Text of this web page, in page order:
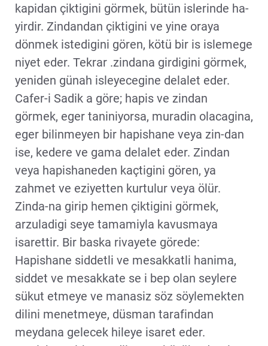
kapidan çiktigini görmek, bütün islerinde ha-
yirdir. Zindandan çiktigini ve yine oraya
dönmek istedigini gören, kötü bir is islemege
niyet eder. Tekrar .zindana girdigini görmek,
yeniden günah isleyecegine delalet eder.
Cafer-i Sadik a göre; hapis ve zindan
görmek, eger taniniyorsa, muradin olacagina,
eger bilinmeyen bir hapishane veya zin-dan
ise, kedere ve gama delalet eder. Zindan
veya hapishaneden kaçtigini gören, ya
zahmet ve eziyetten kurtulur veya ölür.
Zinda-na girip hemen çiktigini görmek,
arzuladigi seye tamamiyla kavusmaya
isarettir. Bir baska rivayete görede:
Hapishane siddetli ve mesakkatli hanima,
siddet ve mesakkate se i bep olan seylere
sükut etmeye ve manasiz söz söylemekten
dilini menetmeye, düsman tarafindan
meydana gelecek hileye isaret eder.